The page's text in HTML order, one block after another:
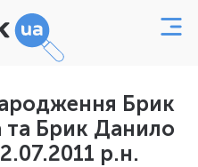
Брик
та Брик Данило
р.н.